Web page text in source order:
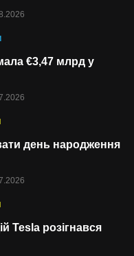
€3,47 млрд у
день народження
Tesla розігнався